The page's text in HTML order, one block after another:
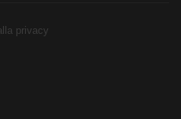
gara hanno avuto una
elevata dello sforzo
privacy